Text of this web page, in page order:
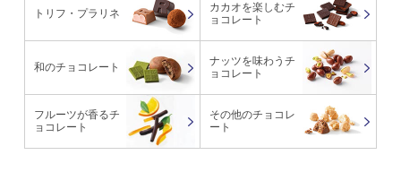
トリフ・プラリネ
カカオを楽しむチ
ョコレート
和のチョコレート
ナッツを味わうチ
ョコレート
フルーツが香るチ
ョコレート
その他のチョコレ
ート